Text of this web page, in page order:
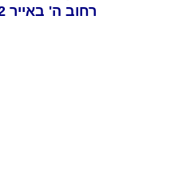
רחוב ה' באייר 62, תל אביב.